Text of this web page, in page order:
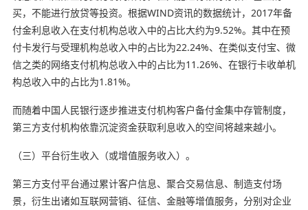
买，不能进行放贷等投资。根据WIND资讯的数据统计，2017年备
付金利息收入在支付机构总收入中的占比大约为9.52%。其中在预
付卡发行与受理机构总收入中的占比为22.24%、在类似支付宝、微
信之类的网络支付机构总收入中的占比为11.26%、在银行卡收单机
构总收入中的占比为1.81%。
而随着中国人民银行逐步推进支付机构客户备付金集中存管制度，
第三方支付机构依靠沉淀资金获取利息收入的空间将越来越小。
（三）平台衍生收入（或增值服务收入）。
第三方支付平台通过累计客户信息、聚合交易信息、制造支付场
景，衍生出诸如互联网营销、征信、金融等增值服务，分别对企业